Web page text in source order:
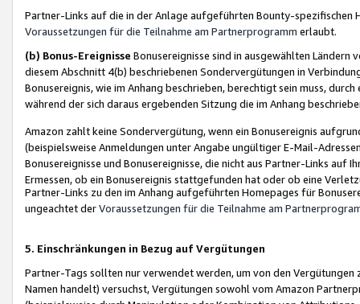
Partner-Links auf die in der Anlage aufgeführten Bounty-spezifischen
Voraussetzungen für die Teilnahme am Partnerprogramm erlaubt.
(b) Bonus-Ereignisse Bonusereignisse sind in ausgewählten Ländern
diesem Abschnitt 4(b) beschriebenen Sondervergütungen in
Bonusereignis, wie im Anhang beschrieben, berechtigt sein muss,
während der sich daraus ergebenden Sitzung die im Anhang
Amazon zahlt keine Sondervergütung, wenn ein Bonusereignis
(beispielsweise Anmeldungen unter Angabe ungültiger E-Mail-
Bonusereignisse und Bonusereignisse, die nicht aus Partner-Links auf
Ermessen, ob ein Bonusereignis stattgefunden hat oder ob eine
Partner-Links zu den im Anhang aufgeführten Homepages für
ungeachtet derVoraussetzungen für die Teilnahme am
5. Einschränkungen in Bezug auf Vergütungen
Partner-Tags sollten nur verwendet werden, um von den
Namen handelt) versuchst, Vergütungen sowohl vom Amazon